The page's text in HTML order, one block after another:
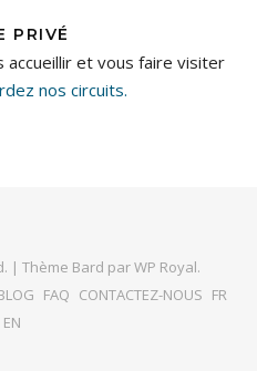
PRIVÉ
et vous faire visiter
nos circuits.
| Thème Bard parWP Royal.
FAQ CONTACTEZ-NOUS FR
EN